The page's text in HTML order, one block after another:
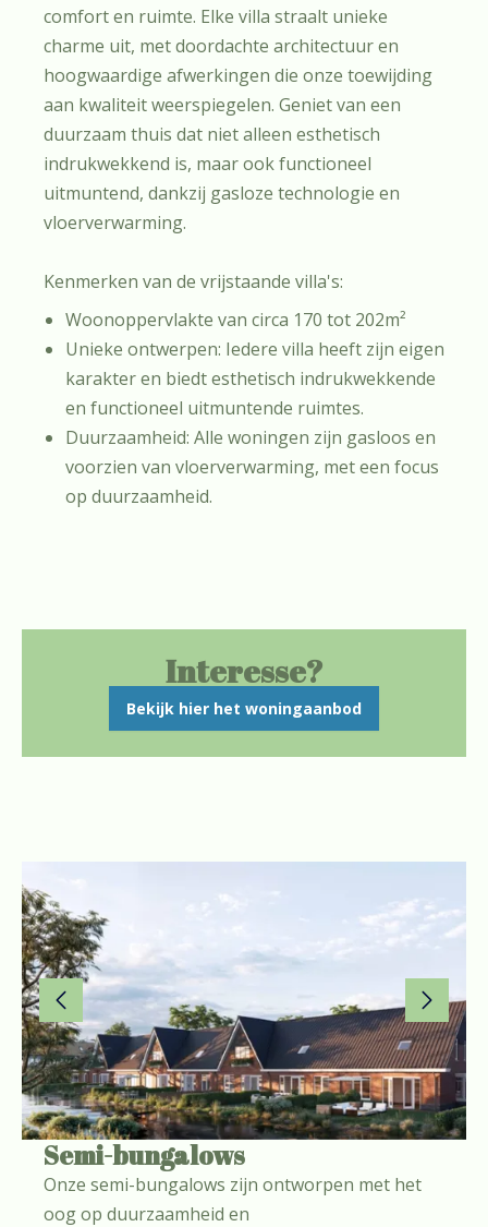
comfort en ruimte. Elke villa straalt unieke
charme uit, met doordachte architectuur en
hoogwaardige afwerkingen die onze toewijding
aan kwaliteit weerspiegelen. Geniet van een
duurzaam thuis dat niet alleen esthetisch
indrukwekkend is, maar ook functioneel
uitmuntend, dankzij gasloze technologie en
vloerverwarming.
Kenmerken van de vrijstaande villa's:
Woonoppervlakte van circa 170 tot 202m²
Unieke ontwerpen: Iedere villa heeft zijn eigen
karakter en biedt esthetisch indrukwekkende
en functioneel uitmuntende ruimtes.
Duurzaamheid: Alle woningen zijn gasloos en
voorzien van vloerverwarming, met een focus
op duurzaamheid.
Interesse?
Bekijk hier het woningaanbod
Semi-bungalows
Onze semi-bungalows zijn ontworpen met het
oog op duurzaamheid en